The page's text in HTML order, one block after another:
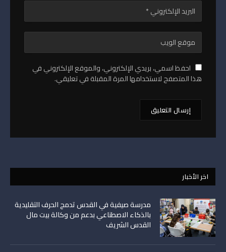
احفظ اسمي، بريدي الإلكتروني، والموقع الإلكتروني في
هذا المتصفح لاستخدامها المرة المقبلة في تعليقي.
اخر الأخبار
مدرسة صيفية في القدس تدمج الحرف التقليدية
بالذكاء الاصطناعي بدعم من وكالة بيت مال
القدس الشريف